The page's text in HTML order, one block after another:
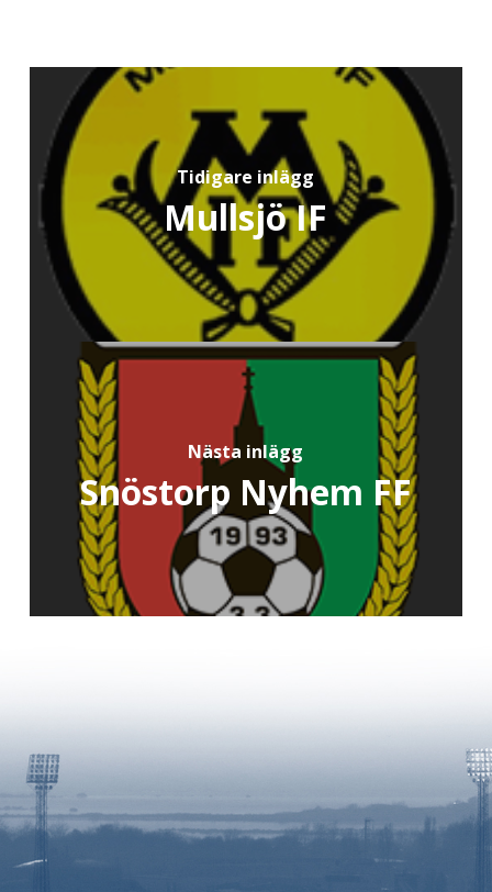
Tidigare inlägg
Mullsjö IF
Nästa inlägg
Snöstorp Nyhem FF